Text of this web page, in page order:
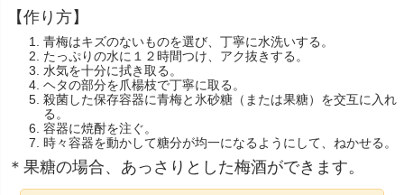
【作り方】
青梅はキズのないものを選び、丁寧に水洗いする。
たっぷりの水に１２時間つけ、アク抜きする。
水気を十分に拭き取る。
ヘタの部分を爪楊枝で丁寧に取る。
殺菌した保存容器に青梅と氷砂糖（または果糖）を交互に入れ
る。
容器に焼酎を注ぐ。
時々容器を動かして糖分が均一になるようにして、ねかせる。
＊果糖の場合、 あっさりとした梅酒ができます。